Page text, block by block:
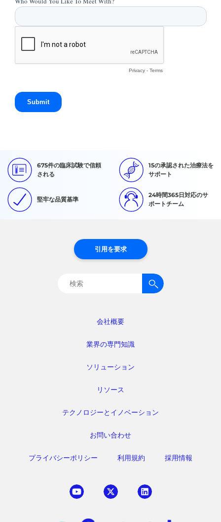
675件の臨床試験で信頼
される
15の承認された治療法を
サポート
堅牢な品質基準
24時間365日対応のサ
ポートチーム
会社概要
業界の専門知識
ソリューション
リソース
テクノロジーとイノベーション
お問い合わせ
プライバシーポリシー 利用規約 採用情報
引用を要求
検